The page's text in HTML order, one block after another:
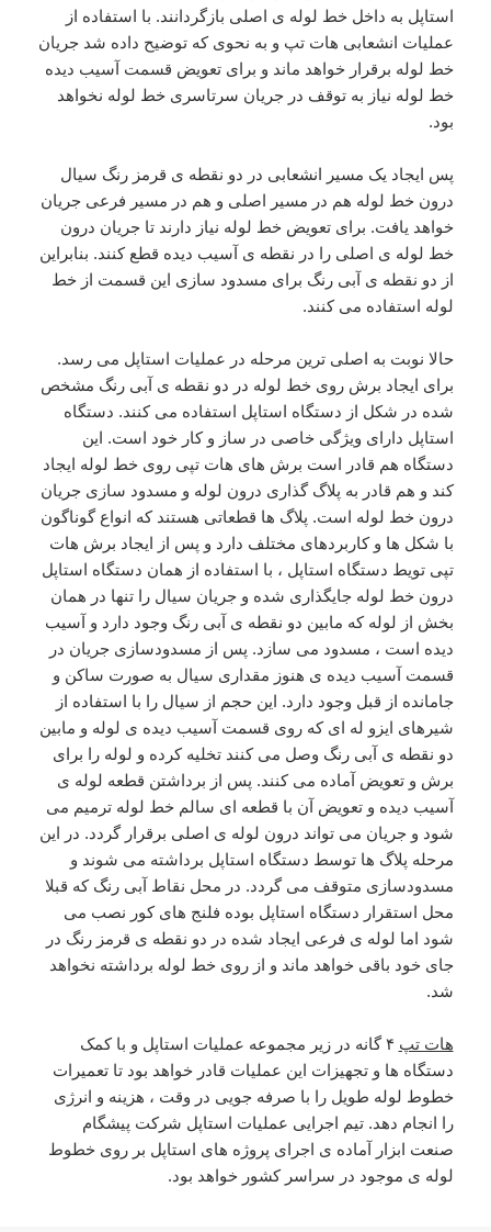
استاپل به داخل خط لوله ی اصلی بازگردانند. با استفاده از
عملیات انشعابی هات تپ و به نحوی که توضیح داده شد جریان
خط لوله برقرار خواهد ماند و برای تعویض قسمت آسیب دیده
خط لوله نیاز به توقف در جریان سرتاسری خط لوله نخواهد
بود.
پس ایجاد یک مسیر انشعابی در دو نقطه ی قرمز رنگ سیال
درون خط لوله هم در مسیر اصلی و هم در مسیر فرعی جریان
خواهد یافت. برای تعویض خط لوله نیاز دارند تا جریان درون
خط لوله ی اصلی را در نقطه ی آسیب دیده قطع کنند. بنابراین
از دو نقطه ی آبی رنگ برای مسدود سازی این قسمت از خط
لوله استفاده می کنند.
حالا نوبت به اصلی ترین مرحله در عملیات استاپل می رسد.
برای ایجاد برش روی خط لوله در دو نقطه ی آبی رنگ مشخص
شده در شکل از دستگاه استاپل استفاده می کنند. دستگاه
استاپل دارای ویژگی خاصی در ساز و کار خود است. این
دستگاه هم قادر است برش های هات تپی روی خط لوله ایجاد
کند و هم قادر به پلاگ گذاری درون لوله و مسدود سازی جریان
درون خط لوله است. پلاگ ها قطعاتی هستند که انواع گوناگون
با شکل ها و کاربردهای مختلف دارد و پس از ایجاد برش هات
تپی تویط دستگاه استاپل ، با استفاده از همان دستگاه استاپل
درون خط لوله جایگذاری شده و جریان سیال را تنها در همان
بخش از لوله که مابین دو نقطه ی آبی رنگ وجود دارد و آسیب
دیده است ، مسدود می سازد. پس از مسدودسازی جریان در
قسمت آسیب دیده ی هنوز مقداری سیال به صورت ساکن و
جامانده از قبل وجود دارد. این حجم از سیال را با استفاده از
شیرهای ایزو له ای که روی قسمت آسیب دیده ی لوله و مابین
دو نقطه ی آبی رنگ وصل می کنند تخلیه کرده و لوله را برای
برش و تعویض آماده می کنند. پس از برداشتن قطعه لوله ی
آسیب دیده و تعویض آن با قطعه ای سالم خط لوله ترمیم می
شود و جریان می تواند درون لوله ی اصلی برقرار گردد. در این
مرحله پلاگ ها توسط دستگاه استاپل برداشته می شوند و
مسدودسازی متوقف می گردد. در محل نقاط آبی رنگ که قبلا
محل استقرار دستگاه استاپل بوده فلنج های کور نصب می
شود اما لوله ی فرعی ایجاد شده در دو نقطه ی قرمز رنگ در
جای خود باقی خواهد ماند و از روی خط لوله برداشته نخواهد
شد.
هات تپ
۴ گانه در زیر مجموعه عملیات استاپل و با کمک
دستگاه ها و تجهیزات این عملیات قادر خواهد بود تا تعمیرات
خطوط لوله طویل را با صرفه جویی در وقت ، هزینه و انرژی
را انجام دهد. تیم اجرایی عملیات استاپل شرکت پیشگام
صنعت ابزار آماده ی اجرای پروژه های استاپل بر روی خطوط
لوله ی موجود در سراسر کشور خواهد بود.